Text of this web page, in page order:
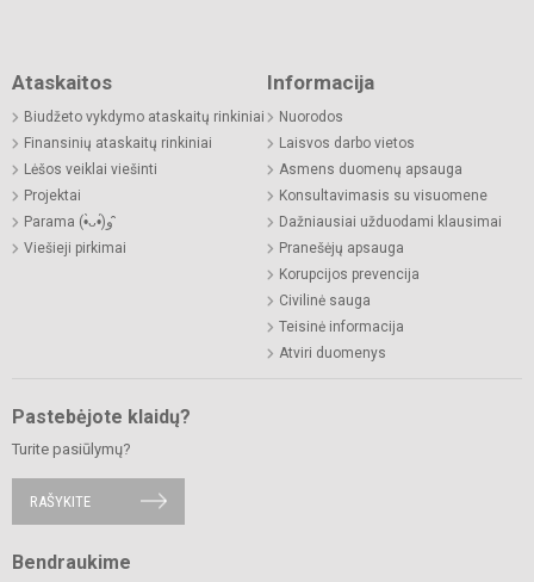
Ataskaitos
Biudžeto vykdymo ataskaitų rinkiniai
Finansinių ataskaitų rinkiniai
Lėšos veiklai viešinti
Projektai
Parama (•̀ᴗ•́)و ̑̑
Viešieji pirkimai
Informacija
Nuorodos
Laisvos darbo vietos
Asmens duomenų apsauga
Konsultavimasis su visuomene
Dažniausiai užduodami klausimai
Pranešėjų apsauga
Korupcijos prevencija
Civilinė sauga
Teisinė informacija
Atviri duomenys
Pastebėjote klaidų?
Turite pasiūlymų?
RAŠYKITE
Bendraukime